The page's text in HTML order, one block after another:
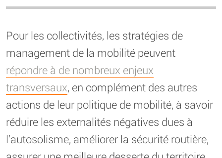
Pour les collectivités, les stratégies de
management de la mobilité peuvent
répondre à de nombreux enjeux
transversaux, en complément des autres
actions de leur politique de mobilité, à savoir
réduire les externalités négatives dues à
l’autosolisme, améliorer la sécurité routière,